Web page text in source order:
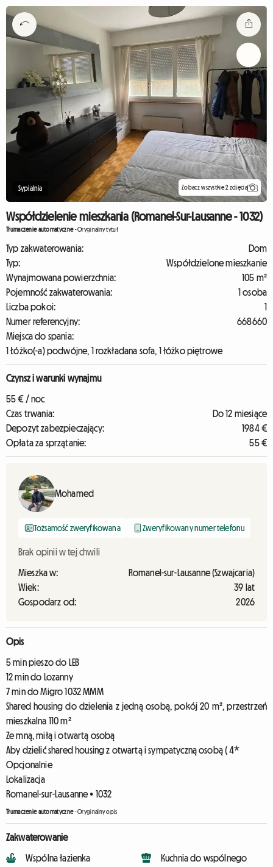
Sypialnia Zobacz wszystkie 2 zdjęcia
Współdzielenie mieszkania (Romanel-Sur-Lausanne - 1032)
Tłumaczenie automatyczne-Oryginalny tytuł
Typ zakwaterowania:
Dom
Typ:
Współdzielone mieszkanie
Wynajmowana powierzchnia:
105 m²
Pojemność zakwaterowania:
1 osoba
Liczba pokoi:
1
Numer referencyjny:
668660
Miejsca do spania:
1 Łóżko(-a) podwójne, 1 rozkładana sofa, 1 łóżko piętrowe
Czynsz i warunki wynajmu
55 € / noc
Czas trwania:
Do 12 miesiące
Depozyt zabezpieczający:
1984 €
Opłata za sprzątanie:
55 €
Mohamed
Tożsamość zweryfikowana Zweryfikowany numer telefonu
Brak opinii w tej chwili
Mieszka w:
Romanel-sur-Lausanne (Szwajcaria)
Wiek:
39 lat
Gospodarz od:
2026
Opis
5 min pieszo do LEB
12 min do Lozanny
7 min do Migro 1032 MMM
Shared housing do dzielenia z jedną osobą, pokój 20 m², przestrzeń
mieszkalna 110 m²
Ze mną, miłą i otwartą osobą
Aby dzielić shared housing z otwartą i sympatyczną osobą ( 4*
Opcjonalnie
Lokalizacja
Romanel-sur-Lausanne • 1032
Tłumaczenie automatyczne-Oryginalny opis
Zakwaterowanie
Wspólna łazienka
Kuchnia do wspólnego